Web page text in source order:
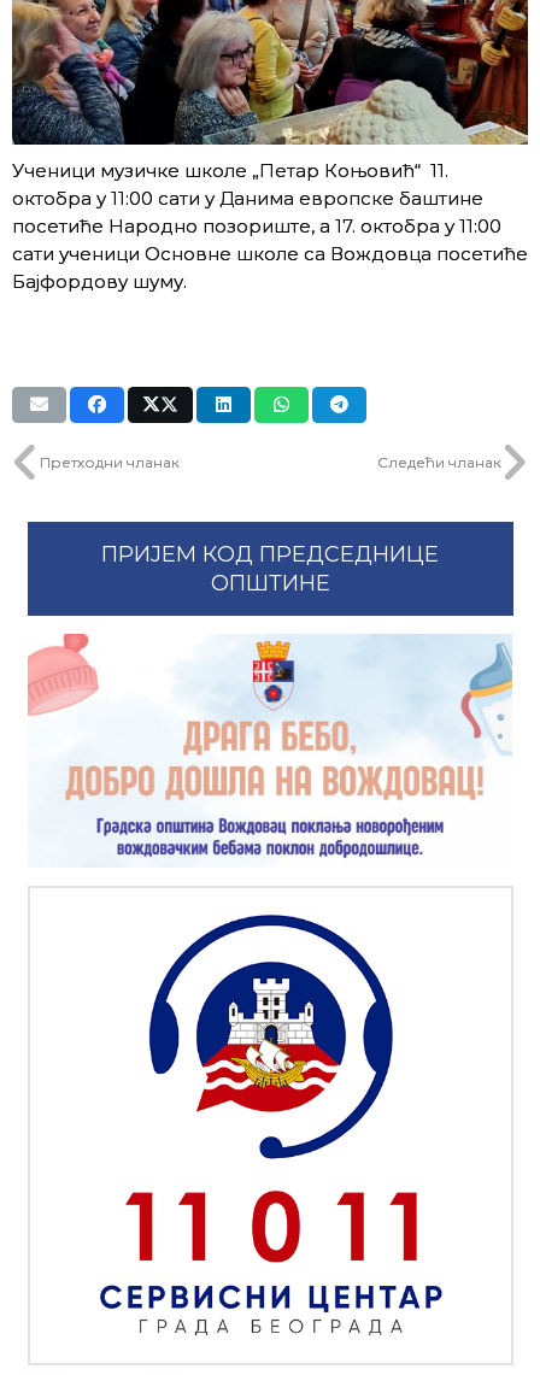
Ученици музичке школе „Петар Коњовић“ 11.
октобра у 11:00 сати у Данима европске баштине
посетиће Народно позориште, а 17. октобра у 11:00
сати ученици Основне школе са Вождовца посетиће
Бајфордову шуму.
Претходни чланак Следећи чланак
ПРИЈЕМ КОД ПРЕДСЕДНИЦЕ
ОПШТИНЕ